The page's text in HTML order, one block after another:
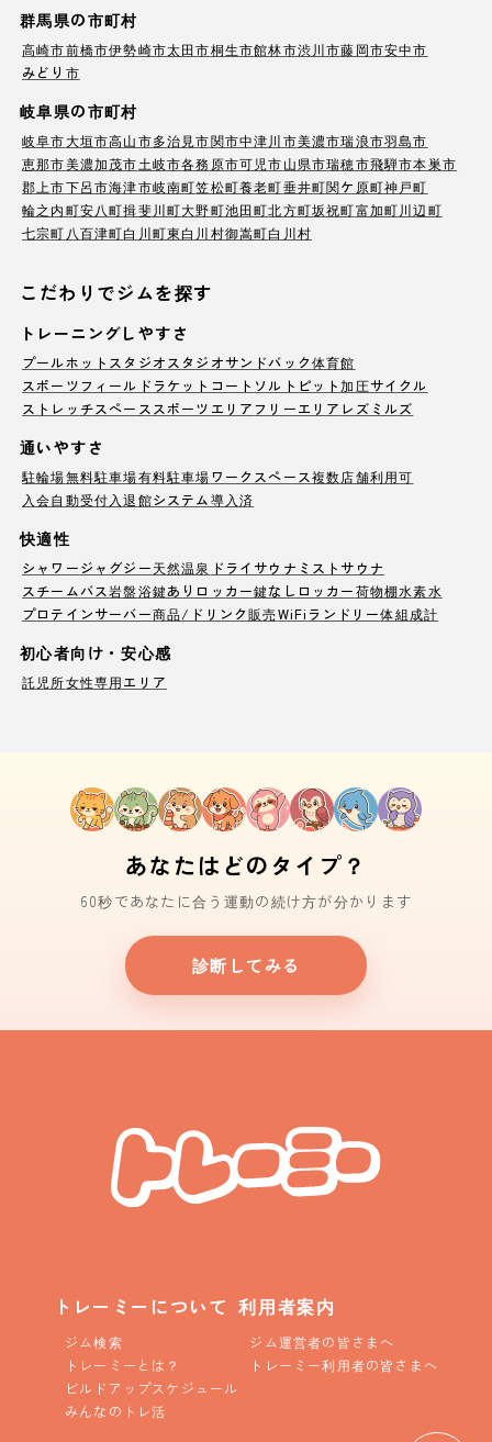
群馬県の市町村
高崎市前橋市伊勢崎市太田市桐生市館林市渋川市藤岡市安中市
みどり市
岐阜県の市町村
岐阜市大垣市高山市多治見市関市中津川市美濃市瑞浪市羽島市
恵那市美濃加茂市土岐市各務原市可児市山県市瑞穂市飛騨市本巣市
郡上市下呂市海津市岐南町笠松町養老町垂井町関ケ原町神戸町
輪之内町安八町揖斐川町大野町池田町北方町坂祝町富加町川辺町
七宗町 八百津町白川町東白川村御嵩町白川村
こだわりでジムを探す
トレーニングしやすさ
プールホットスタジオ スタジオサンドバック体育館
スポーツフィールド ラケットコート ソルトピット加圧サイクル
ストレッチスペース スポーツエリア フリーエリア レズミルズ
通いやすさ
駐輪場無料駐車場有料駐車場ワークスペース複数店舗利用可
入会自動受付 入退館システム導入済
快適性
シャワージャグジー天然温泉 ドライサウナ ミストサウナ
スチームバス岩盤浴鍵ありロッカー鍵なしロッカー荷物棚水素水
プロテインサーバー商品/ドリンク販売WiFi ランドリー体組成計
初心者向け・安心感
託児所女性専用エリア
あなたはどのタイプ？
60秒であなたに合う運動の続け方が分かります
診断してみる
トレーミーについて
ジム検索
トレーミーとは？
ビルドアップスケジュール
みんなのトレ活
利用者案内
ジム運営者の皆さまへ
トレーミー利用者の皆さまへ